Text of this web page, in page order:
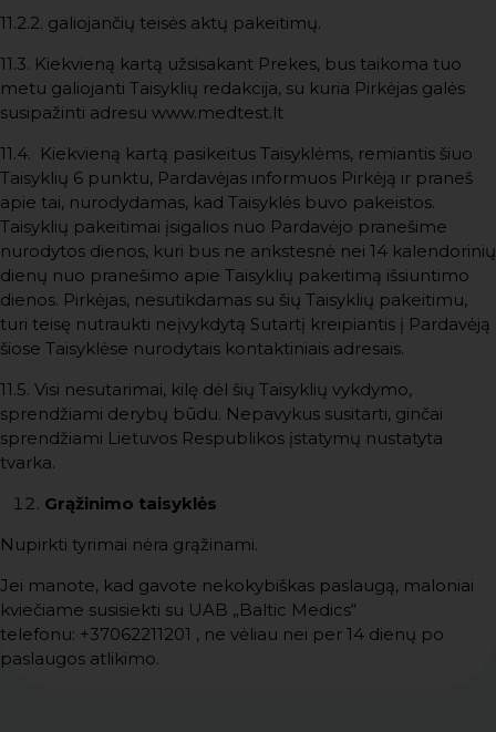
11.2.2. galiojančių teisės aktų pakeitimų.
11.3. Kiekvieną kartą užsisakant Prekes, bus taikoma tuo
metu galiojanti Taisyklių redakcija, su kuria Pirkėjas galės
susipažinti adresu www.medtest.lt
11.4. Kiekvieną kartą pasikeitus Taisyklėms, remiantis šiuo
Taisyklių 6 punktu, Pardavėjas informuos Pirkėją ir praneš
apie tai, nurodydamas, kad Taisyklės buvo pakeistos.
Taisyklių pakeitimai įsigalios nuo Pardavėjo pranešime
nurodytos dienos, kuri bus ne ankstesnė nei 14 kalendorinių
dienų nuo pranešimo apie Taisyklių pakeitimą išsiuntimo
dienos. Pirkėjas, nesutikdamas su šių Taisyklių pakeitimu,
turi teisę nutraukti neįvykdytą Sutartį kreipiantis į Pardavėją
šiose Taisyklėse nurodytais kontaktiniais adresais.
11.5. Visi nesutarimai, kilę dėl šių Taisyklių vykdymo,
sprendžiami derybų būdu. Nepavykus susitarti, ginčai
sprendžiami Lietuvos Respublikos įstatymų nustatyta
tvarka.
Grąžinimo taisyklės
Nupirkti tyrimai nėra grąžinami.
Jei manote, kad gavote nekokybiškas paslaugą, maloniai
kviečiame susisiekti su UAB „Baltic Medics“
telefonu: +37062211201 , ne vėliau nei per 14 dienų po
paslaugos atlikimo.